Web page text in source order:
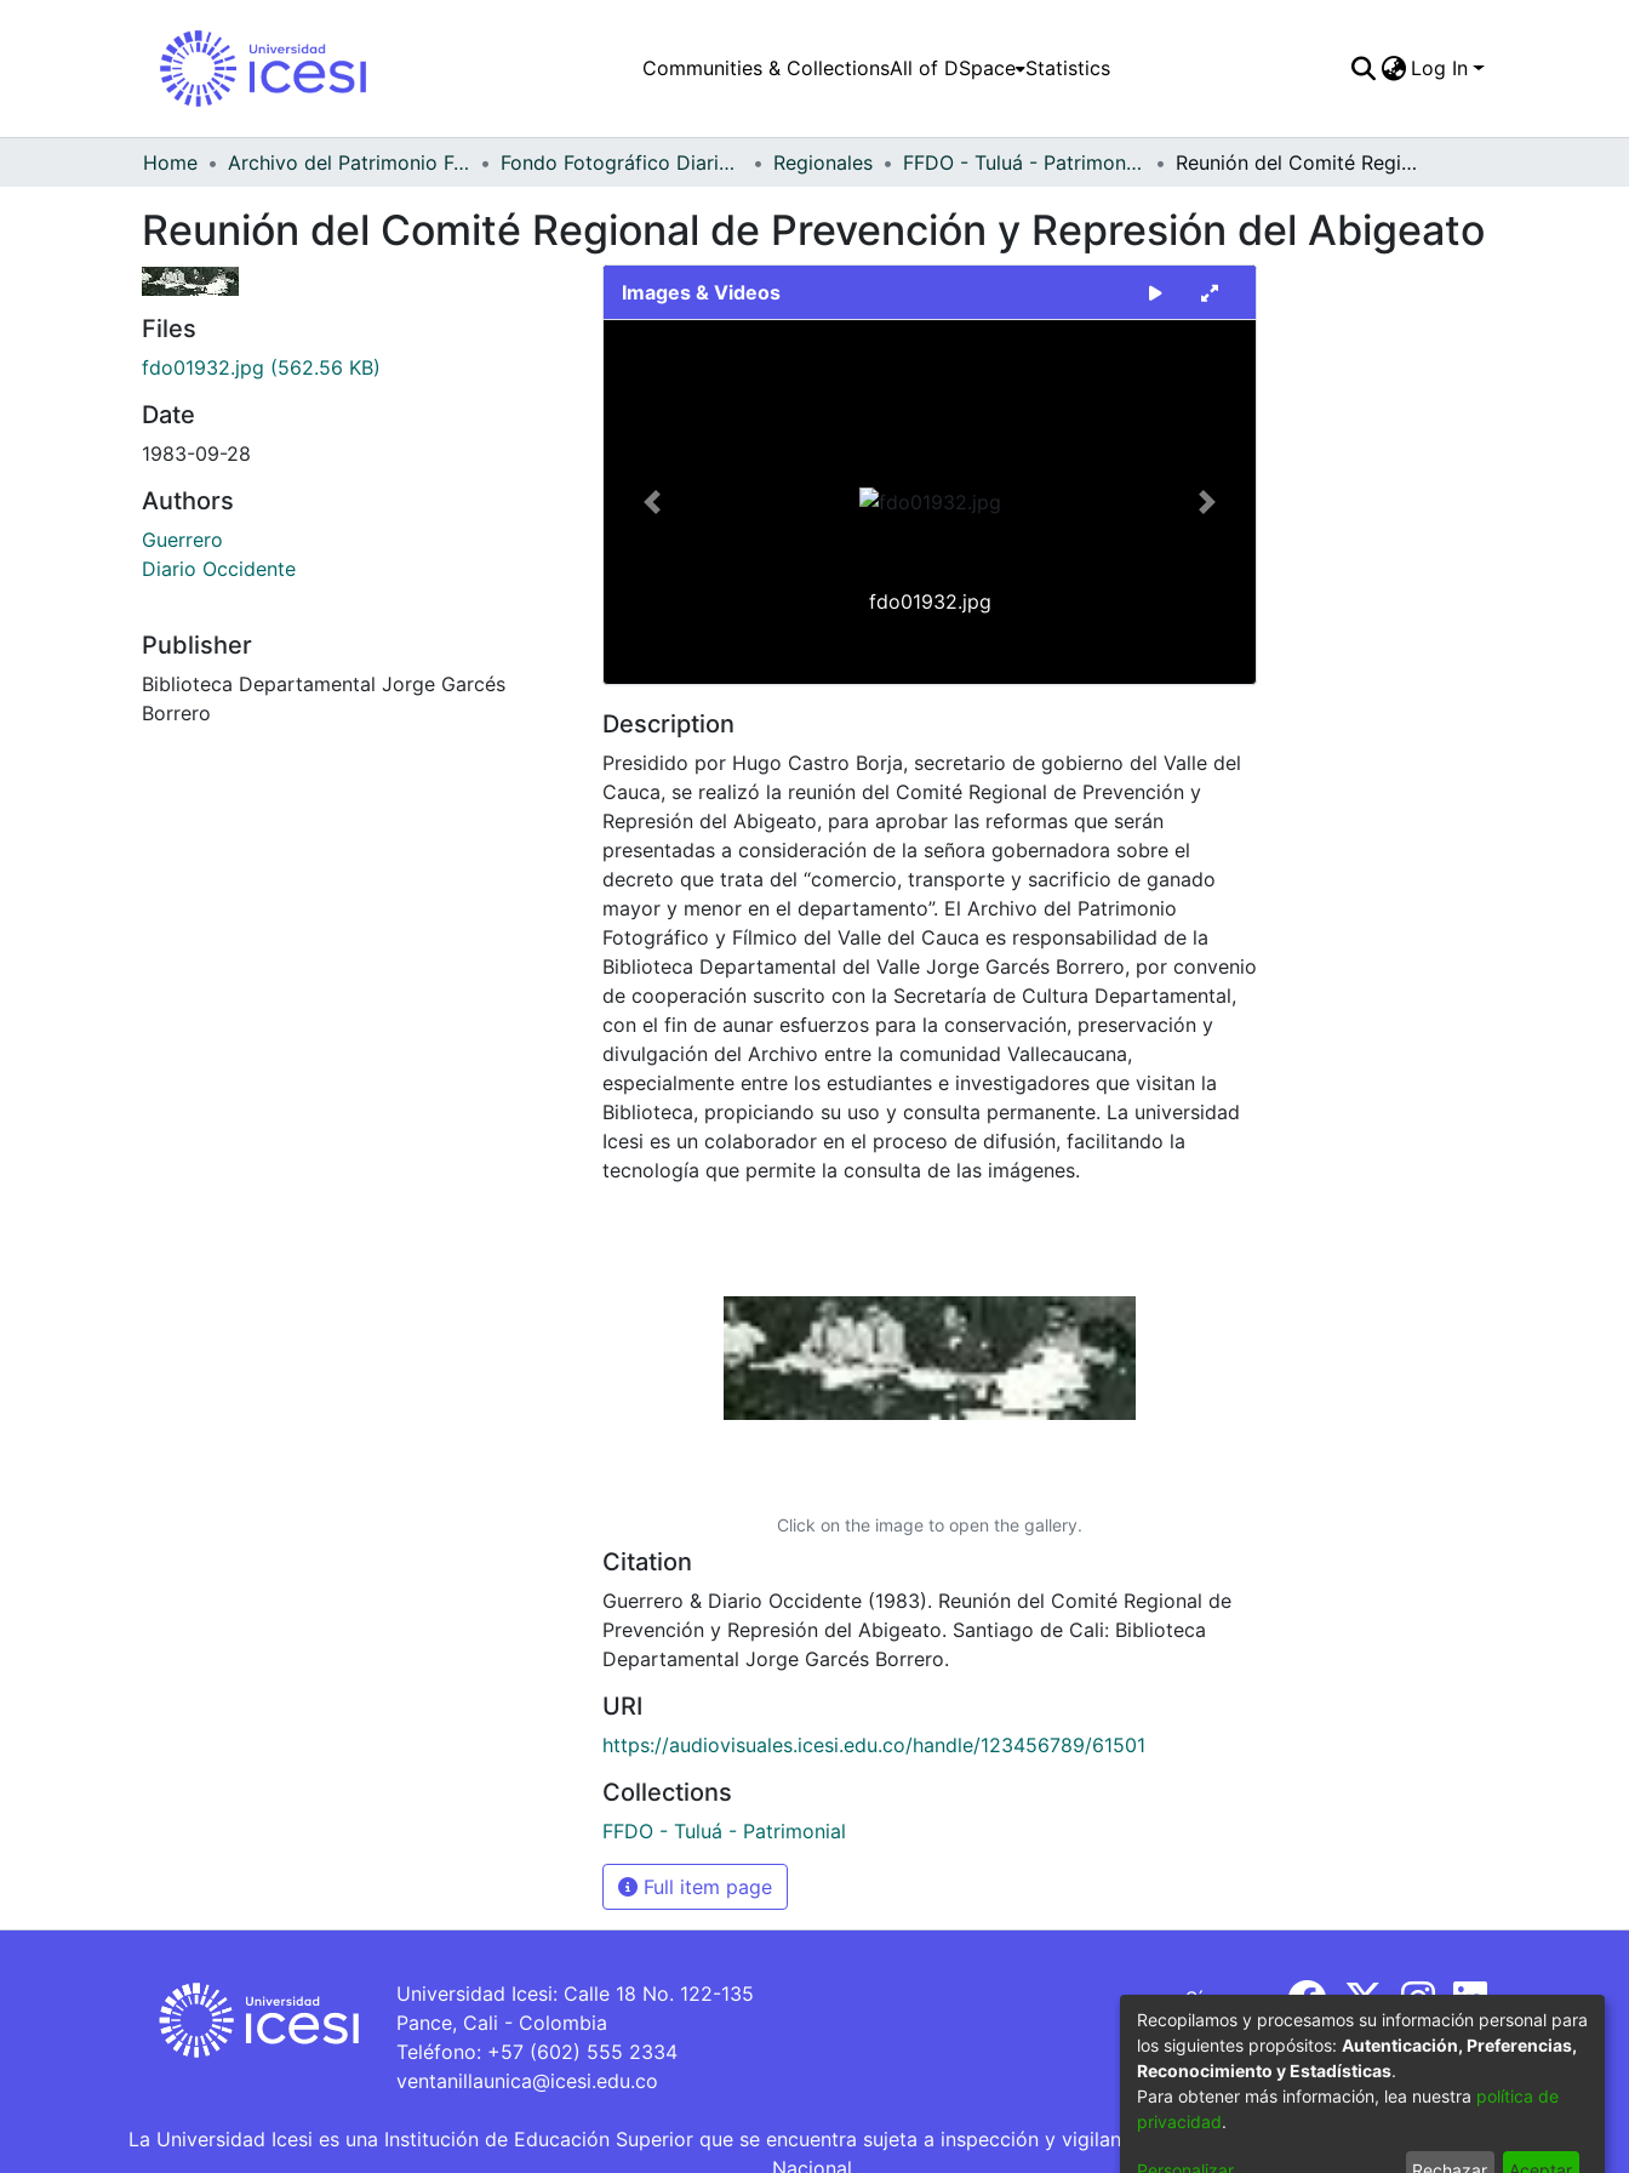
Communities & CollectionsAll of DSpace Statistics Log In
Home Archivo del Patrimonio Fotográfico y Fílmico del Valle del Cauca Fondo Fotográfico Diario Occidente Regionales FFDO - Tuluá - Patrimonial Reunión del Comité Regional de Prevención y Represión del Abigeato
Reunión del Comité Regional de Prevención y Represión del Abigeato
Files
fdo01932.jpg (562.56 KB)
Date
1983-09-28
Authors
Guerrero
Diario Occidente
Publisher
Biblioteca Departamental Jorge Garcés
Borrero
Images & Videos
fdo01932.jpg
Previous Next
Description
Presidido por Hugo Castro Borja, secretario de gobierno del Valle del
Cauca, se realizó la reunión del Comité Regional de Prevención y
Represión del Abigeato, para aprobar las reformas que serán
presentadas a consideración de la señora gobernadora sobre el
decreto que trata del “comercio, transporte y sacrificio de ganado
mayor y menor en el departamento”. El Archivo del Patrimonio
Fotográfico y Fílmico del Valle del Cauca es responsabilidad de la
Biblioteca Departamental del Valle Jorge Garcés Borrero, por convenio
de cooperación suscrito con la Secretaría de Cultura Departamental,
con el fin de aunar esfuerzos para la conservación, preservación y
divulgación del Archivo entre la comunidad Vallecaucana,
especialmente entre los estudiantes e investigadores que visitan la
Biblioteca, propiciando su uso y consulta permanente. La universidad
Icesi es un colaborador en el proceso de difusión, facilitando la
tecnología que permite la consulta de las imágenes.
Click on the image to open the gallery.
Citation
Guerrero & Diario Occidente (1983). Reunión del Comité Regional de
Prevención y Represión del Abigeato. Santiago de Cali: Biblioteca
Departamental Jorge Garcés Borrero.
URI
https://audiovisuales.icesi.edu.co/handle/123456789/61501
Collections
FFDO - Tuluá - Patrimonial
Full item page
Universidad Icesi: Calle 18 No. 122-135
Pance, Cali - Colombia
Teléfono: +57 (602) 555 2334
ventanillaunica@icesi.edu.co
Síguenos
La Universidad Icesi es una Institución de Educación Superior que se encuentra sujeta a inspección y vigilancia por parte del Ministerio de Educación
Nacional.
Recopilamos y procesamos su información personal para
los siguientes propósitos: Autenticación, Preferencias,
Reconocimiento y Estadísticas.
Para obtener más información, lea nuestra política de
privacidad.